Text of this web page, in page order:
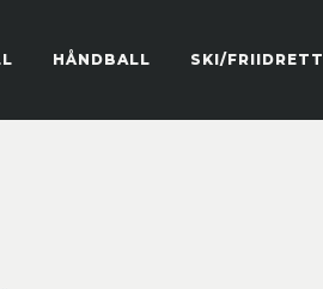
HÅNDBALL SKI/FRIIDRETT